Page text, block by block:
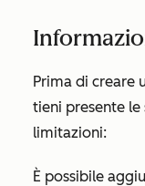
Prima di creare
tieni presente
limitazioni:
È possibile